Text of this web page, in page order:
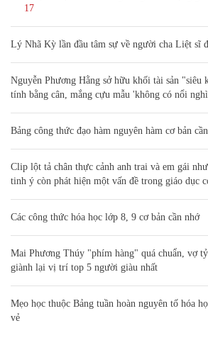
17
Lý Nhã Kỳ lần đầu tâm sự về người cha Liệt sĩ
Nguyễn Phương Hằng sở hữu khối tài sản "siêu
tính bằng cân, mắng cựu mẫu 'không có nổi
Bảng công thức đạo hàm nguyên hàm cơ bản
Clip lột tả chân thực cảnh anh trai và em gái
tinh ý còn phát hiện một vấn đề trong giáo dục
Các công thức hóa học lớp 8, 9 cơ bản cần nhớ
Mai Phương Thúy "phím hàng" quá chuẩn, vợ
giành lại vị trí top 5 người giàu nhất
Mẹo học thuộc Bảng tuần hoàn nguyên tố hóa
vẻ